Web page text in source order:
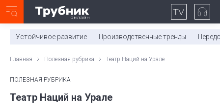
0:00/ 11:03
Устойчивое развитие Производственные тренды
Главная Полезная рубрика Театр Наций на Урале
ПОЛЕЗНАЯ РУБРИКА
Театр Наций на Урале